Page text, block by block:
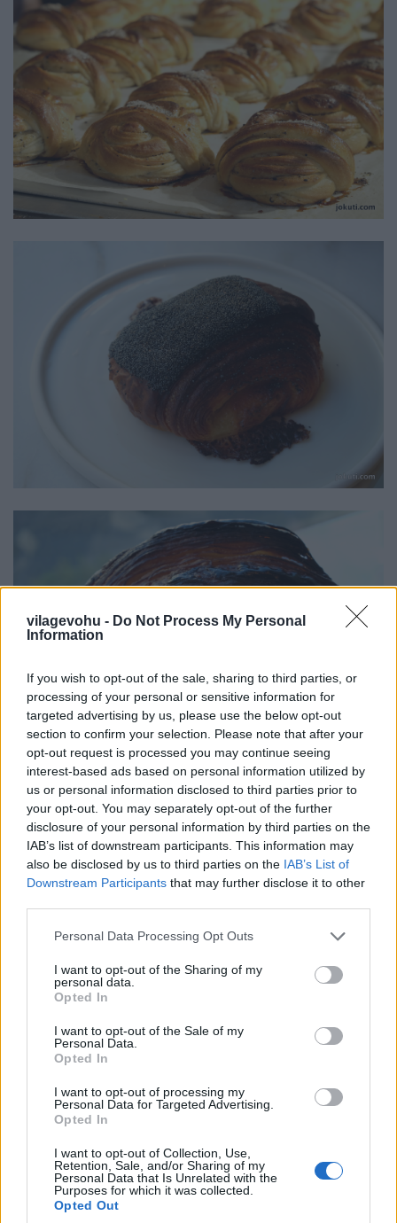
vilagevohu - Do Not Process My Personal
Information
If you wish to opt-out of the sale, sharing to third parties, or
processing of your personal or sensitive information for
targeted advertising by us, please use the below opt-out
section to confirm your selection. Please note that after your
opt-out request is processed you may continue seeing
interest-based ads based on personal information utilized by
us or personal information disclosed to third parties prior to
your opt-out. You may separately opt-out of the further
disclosure of your personal information by third parties on the
IAB’s list of downstream participants. This information may
also be disclosed by us to third parties on the IAB’s List of
Downstream Participants that may further disclose it to other
Please note that this website/app uses one or more Google
not limited to your visit or usage behaviour. You may click to
grant or deny consent to Google and its third-party tags to
use your data for below specified purposes in below Google
consent section.
Personal Data Processing Opt Outs
I want to opt-out of the Sharing of my
personal data.
Opted In
I want to opt-out of the Sale of my
Personal Data.
Opted In
I want to opt-out of processing my
Personal Data for Targeted Advertising.
Opted In
I want to opt-out of Collection, Use,
Retention, Sale, and/or Sharing of my
Personal Data that Is Unrelated with the
Purposes for which it was collected.
Opted Out